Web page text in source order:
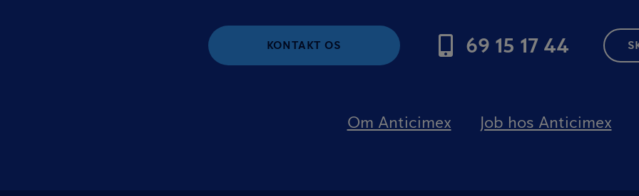
KONTAKT OS 69 15 17 44
Om Anticimex Job hos Anticimex